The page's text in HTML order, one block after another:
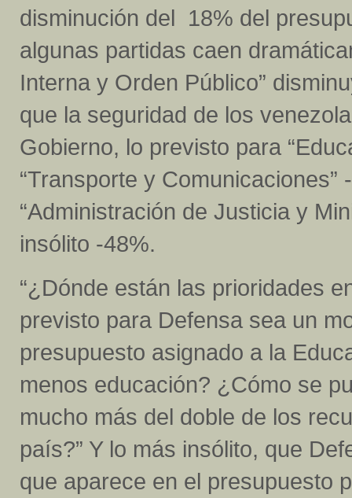
disminución del 18% del
algunas partidas caen
Interna y Orden Público”
que la seguridad de los
Gobierno, lo previsto para
“Transporte y Comunicaciones”
“Administración de Justicia y
insólito -48%.
“¿Dónde están las prioridades
previsto para Defensa sea un
presupuesto asignado a la
menos educación? ¿Cómo se
mucho más del doble de los
país?” Y lo más insólito, que
que aparece en el presupuesto